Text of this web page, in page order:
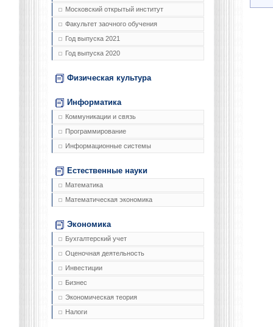
Московский открытый институт
Факультет заочного обучения
Год выпуска 2021
Год выпуска 2020
Физическая культура
Информатика
Коммуникации и связь
Программирование
Информационные системы
Естественные науки
Математика
Математическая экономика
Экономика
Бухгалтерский учет
Оценочная деятельность
Инвестиции
Бизнес
Экономическая теория
Налоги